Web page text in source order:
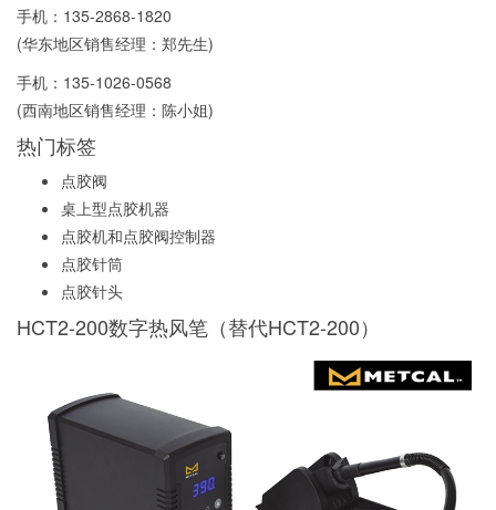
手机： 135-2868-1820
(华东地区销售经理：郑先生)
手机： 135-1026-0568
(西南地区销售经理：陈小姐)
热门标签
点胶阀
桌上型点胶机器
点胶机和点胶阀控制器
点胶针筒
点胶针头
HCT2-200数字热风笔（替代HCT2-200）